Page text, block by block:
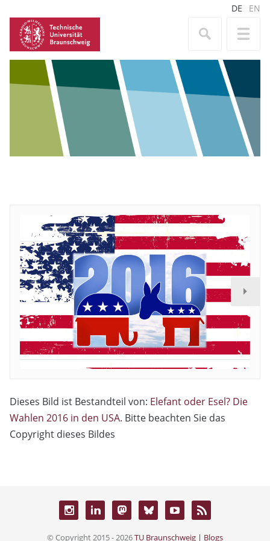
DE EN
Dieses Bild ist Bestandteil von: Elefant oder Esel? Die
Wahlen 2016 in den USA. Bitte beachten Sie das
Copyright dieses Bildes
© Copyright 2015 - 2026TU Braunschweig | Blogs